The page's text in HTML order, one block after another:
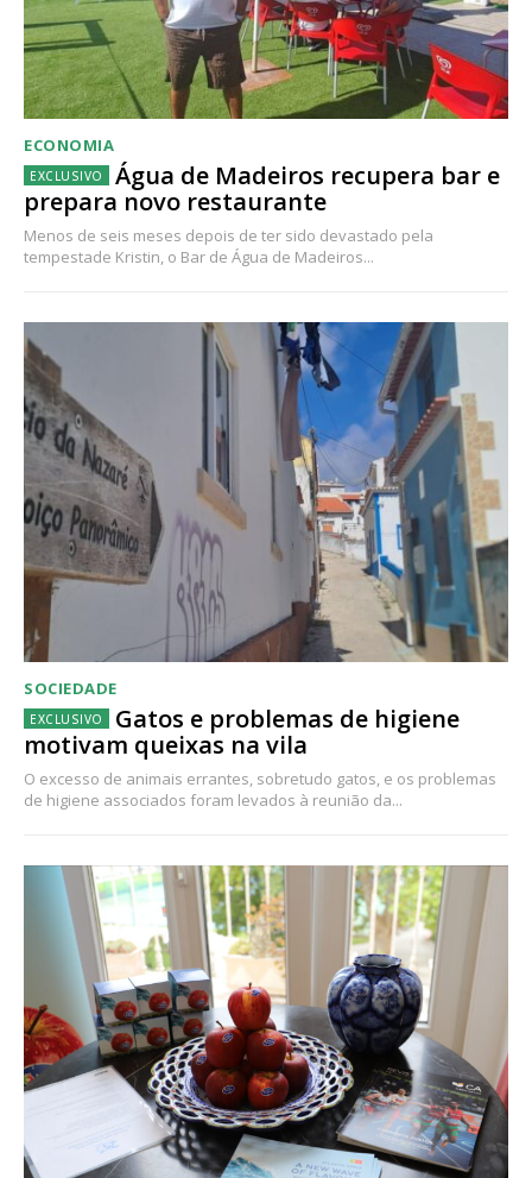
ECONOMIA
Água de Madeiros recupera bar e
prepara novo restaurante
Menos de seis meses depois de ter sido devastado pela
tempestade Kristin, o Bar de Água de Madeiros...
SOCIEDADE
Gatos e problemas de higiene
motivam queixas na vila
O excesso de animais errantes, sobretudo gatos, e os problemas
de higiene associados foram levados à reunião da...